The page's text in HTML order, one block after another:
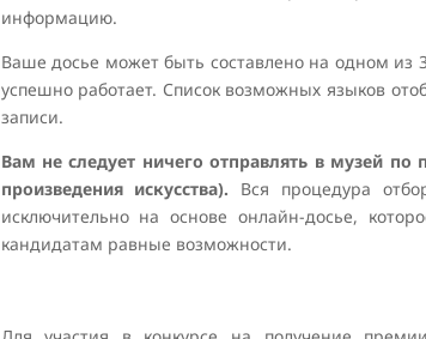
информацию.
Ваше досье может быть составлено на одном
успешно работает. Список возможных языков
записи.
Вам не следует ничего отправлять в музей
произведения искусства). Вся процедура
исключительно на основе онлайн-досье,
кандидатам равные возможности.